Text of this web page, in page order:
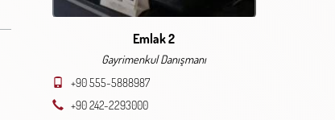
Emlak 2
Gayrimenkul Danışmanı
+90 555-5888987
+90 242-2293000